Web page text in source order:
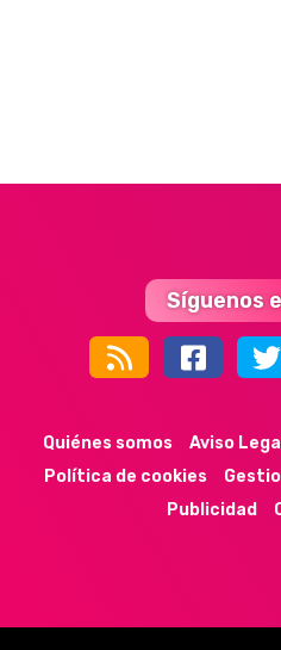
Síguenos
44k 9k
Quiénes somos Aviso Legal
Política de cookies
Publicidad